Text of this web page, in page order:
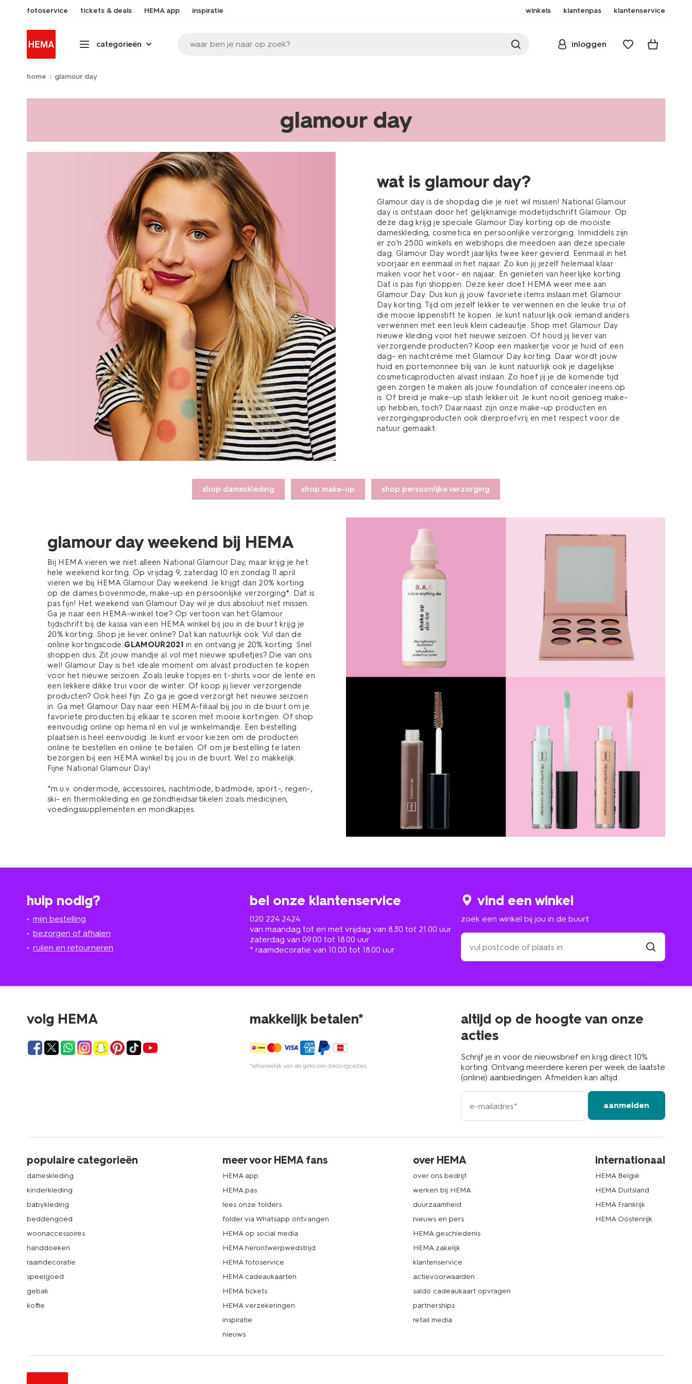
fotoservice tickets & deals HEMA app inspiratie winkels klantenpas klantenservice
categorieën waar ben je naar op zoek? inloggen
home glamour day
glamour day
wat is glamour day?
Glamour day is de shopdag die je niet wil missen! National Glamour
day is ontstaan door het gelijknamige modetijdschrift Glamour. Op
deze dag krijg je speciale Glamour Day korting op de mooiste
dameskleding, cosmetica en persoonlijke verzorging. Inmiddels zijn
er zo’n 2500 winkels en webshops die meedoen aan deze speciale
dag. Glamour Day wordt jaarlijks twee keer gevierd. Eenmaal in het
voorjaar en eenmaal in het najaar. Zo kun jij jezelf helemaal klaar
maken voor het voor- en najaar. En genieten van heerlijke korting.
Dat is pas fijn shoppen. Deze keer doet HEMA weer mee aan
Glamour Day. Dus kun jij jouw favoriete items inslaan met Glamour
Day korting. Tijd om jezelf lekker te verwennen en die leuke trui of
die mooie lippenstift te kopen. Je kunt natuurlijk ook iemand anders
verwennen met een leuk klein cadeautje. Shop met Glamour Day
nieuwe kleding voor het nieuwe seizoen. Of houd jij liever van
verzorgende producten? Koop een maskertje voor je huid of een
dag- en nachtcrème met Glamour Day korting. Daar wordt jouw
huid en portemonnee blij van. Je kunt natuurlijk ook je dagelijkse
cosmeticaproducten alvast inslaan. Zo hoef jij je de komende tijd
geen zorgen te maken als jouw foundation of concealer ineens op
is. Of breid je make-up stash lekker uit. Je kunt nooit genoeg make-
up hebben, toch? Daarnaast zijn onze make-up producten en
verzorgingsproducten ook dierproefvrij en met respect voor de
natuur gemaakt.
shop dameskleding shop make-up shop persoonlijke verzorging
glamour day weekend bij HEMA
Bij HEMA vieren we niet alleen National Glamour Day, maar krijg je het
hele weekend korting. Op vrijdag 9, zaterdag 10 en zondag 11 april
vieren we bij HEMA Glamour Day weekend. Je krijgt dan 20% korting
op de dames bovenmode, make-up en persoonlijke verzorging* . Dat is
pas fijn! Het weekend van Glamour Day wil je dus absoluut niet missen.
Ga je naar een HEMA-winkel toe? Op vertoon van het Glamour
tijdschrift bij de kassa van een HEMA winkel bij jou in de buurt krijg je
20% korting. Shop je liever online? Dat kan natuurlijk ook. Vul dan de
online kortingscode GLAMOUR2021 in en ontvang je 20% korting. Snel
shoppen dus. Zit jouw mandje al vol met nieuwe spulletjes? Die van ons
wel! Glamour Day is het ideale moment om alvast producten te kopen
voor het nieuwe seizoen. Zoals leuke topjes en t-shirts voor de lente en
een lekkere dikke trui voor de winter. Of koop jij liever verzorgende
producten? Ook heel fijn. Zo ga je goed verzorgt het nieuwe seizoen
in. Ga met Glamour Day naar een HEMA-filiaal bij jou in de buurt om je
favoriete producten bij elkaar te scoren met mooie kortingen. Of shop
eenvoudig online op hema.nl en vul je winkelmandje. Een bestelling
plaatsen is heel eenvoudig. Je kunt ervoor kiezen om de producten
online te bestellen en online te betalen. Of om je bestelling te laten
bezorgen bij een HEMA winkel bij jou in de buurt. Wel zo makkelijk.
Fijne National Glamour Day!
*m.u.v. ondermode, accessoires, nachtmode, badmode, sport-, regen-,
ski- en thermokleding en gezondheidsartikelen zoals medicijnen,
voedingssupplementen en mondkapjes.
hulp nodig?
mijn bestelling
bezorgen of afhalen
ruilen en retourneren
bel onze klantenservice
020 224 2424
van maandag tot en met vrijdag van 8.30 tot 21.00 uur
zaterdag van 09.00 tot 18.00 uur
* raamdecoratie van 10.00 tot 18.00 uur
vind een winkel
zoek een winkel bij jou in de buurt
zoek
een
winkel
in
volg HEMA makkelijk betalen*
*afhankelijk van de gekozen bezorgopties
altijd op de hoogte van onze
acties
Schrijf je in voor de nieuwsbrief en krijg direct 10%
korting. Ontvang meerdere keren per week de laatste
(online) aanbiedingen. Afmelden kan altijd.
e-
mailadres
aanmelden
populaire categorieën
dameskleding
kinderkleding
babykleding
beddengoed
woonaccessoires
handdoeken
raamdecoratie
speelgoed
gebak
koffie
meer voor HEMA fans
HEMA app
HEMA pas
lees onze folders
folder via Whatsapp ontvangen
HEMA op social media
HEMA herontwerpwedstrijd
HEMA fotoservice
HEMA cadeaukaarten
HEMA tickets
HEMA verzekeringen
inspiratie
nieuws
over HEMA
over ons bedrijf
werken bij HEMA
duurzaamheid
nieuws en pers
HEMA geschiedenis
HEMA zakelijk
klantenservice
actievoorwaarden
saldo cadeaukaart opvragen
partnerships
retail media
internationaal
HEMA België
HEMA Duitsland
HEMA Frankrijk
HEMA Oostenrijk